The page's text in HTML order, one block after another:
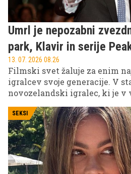
Umrl je nepozabni
park, Klavir in serije
13. 07. 2026 08.26
Filmski svet žaluje za enim
igralcev svoje generacije. V
novozelandski igralec, ki je v
dolgi karieri ustvaril številne
postal ena najbolj
kinematografije.
SEKSI